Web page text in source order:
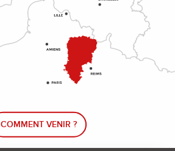
COMMENT VENIR ?